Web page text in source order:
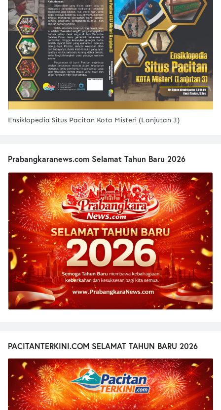
Ensiklopedia Situs Pacitan Kota Misteri (Lanjutan 3)
Prabangkaranews.com Selamat Tahun Baru 2026
PACITANTERKINI.COM SELAMAT TAHUN BARU 2026